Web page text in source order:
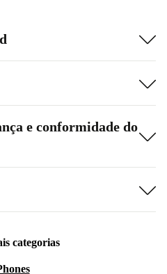
e conformidade do
categorias